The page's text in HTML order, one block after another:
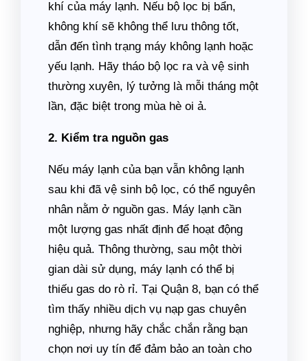
khí của máy lạnh. Nếu bộ lọc bị bẩn,
không khí sẽ không thể lưu thông tốt,
dẫn đến tình trạng máy không lạnh hoặc
yếu lạnh. Hãy tháo bộ lọc ra và vệ sinh
thường xuyên, lý tưởng là mỗi tháng một
lần, đặc biệt trong mùa hè oi ả.
2. Kiểm tra nguồn gas
Nếu máy lạnh của bạn vẫn không lạnh
sau khi đã vệ sinh bộ lọc, có thể nguyên
nhân nằm ở nguồn gas. Máy lạnh cần
một lượng gas nhất định để hoạt động
hiệu quả. Thông thường, sau một thời
gian dài sử dụng, máy lạnh có thể bị
thiếu gas do rò rỉ. Tại Quận 8, bạn có thể
tìm thấy nhiều dịch vụ nạp gas chuyên
nghiệp, nhưng hãy chắc chắn rằng bạn
chọn nơi uy tín để đảm bảo an toàn cho